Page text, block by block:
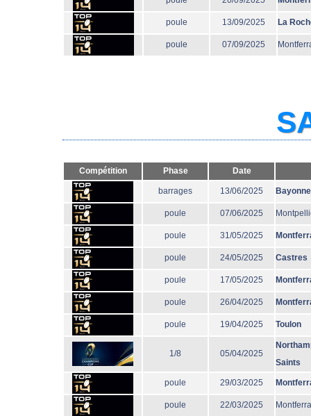
poule 13/09/2025 La
poule 07/09/2025
Compétition Phase Date
barrages 13/06/2025 Bayonne
poule 07/06/2025
poule 31/05/2025
poule 24/05/2025 Castres
poule 17/05/2025
poule 26/04/2025
poule 19/04/2025 Toulon
1/8 05/04/2025
Saints
poule 29/03/2025
poule 22/03/2025